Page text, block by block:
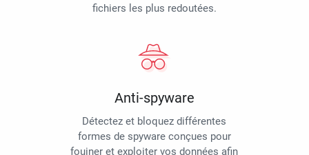
fichiers les plus redoutées.
Anti-spyware
Détectez et bloquez différentes
formes de spyware conçues pour
fouiner et exploiter vos données afin